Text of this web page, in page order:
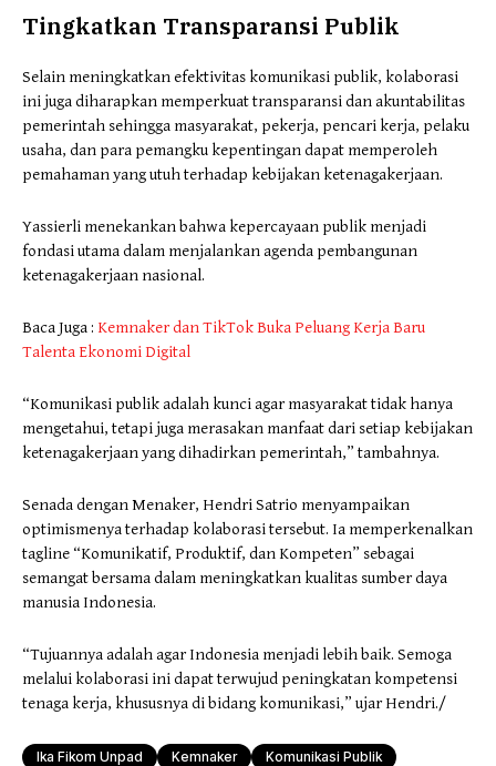
Tingkatkan Transparansi Publik
Selain meningkatkan efektivitas komunikasi publik, kolaborasi
ini juga diharapkan memperkuat transparansi dan akuntabilitas
pemerintah sehingga masyarakat, pekerja, pencari kerja, pelaku
usaha, dan para pemangku kepentingan dapat memperoleh
pemahaman yang utuh terhadap kebijakan ketenagakerjaan.
Yassierli menekankan bahwa kepercayaan publik menjadi
fondasi utama dalam menjalankan agenda pembangunan
ketenagakerjaan nasional.
Baca Juga : Kemnaker dan TikTok Buka Peluang Kerja Baru
Talenta Ekonomi Digital
“Komunikasi publik adalah kunci agar masyarakat tidak hanya
mengetahui, tetapi juga merasakan manfaat dari setiap kebijakan
ketenagakerjaan yang dihadirkan pemerintah,” tambahnya.
Senada dengan Menaker, Hendri Satrio menyampaikan
optimismenya terhadap kolaborasi tersebut. Ia memperkenalkan
tagline “Komunikatif, Produktif, dan Kompeten” sebagai
semangat bersama dalam meningkatkan kualitas sumber daya
manusia Indonesia.
“Tujuannya adalah agar Indonesia menjadi lebih baik. Semoga
melalui kolaborasi ini dapat terwujud peningkatan kompetensi
tenaga kerja, khususnya di bidang komunikasi,” ujar Hendri./
Ika Fikom Unpad Kemnaker Komunikasi Publik